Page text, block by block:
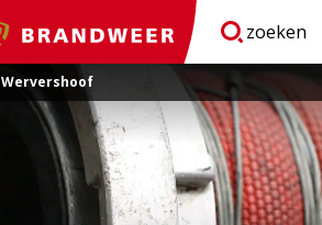
Brandweer zoeken
Wervershoof